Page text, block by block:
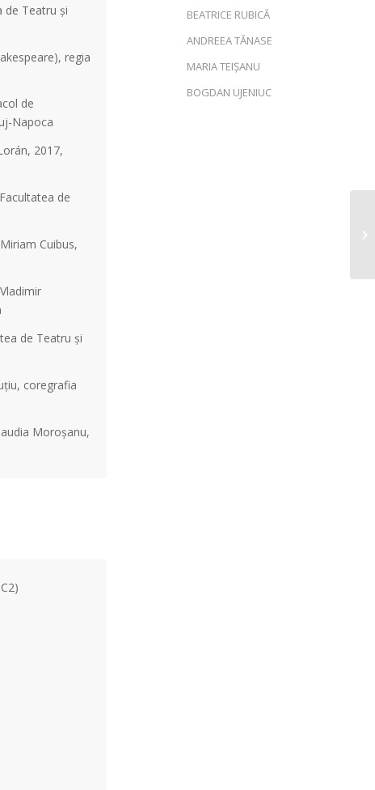
de Teatru și
regia
de
Napoca
2017,
de
Cuibus,
de Teatru și
coregrafia
Moroșanu,
BEATRICE RUBICĂ
ANDREEA TĂNASE
MARIA TEIȘANU
BOGDAN UJENIUC